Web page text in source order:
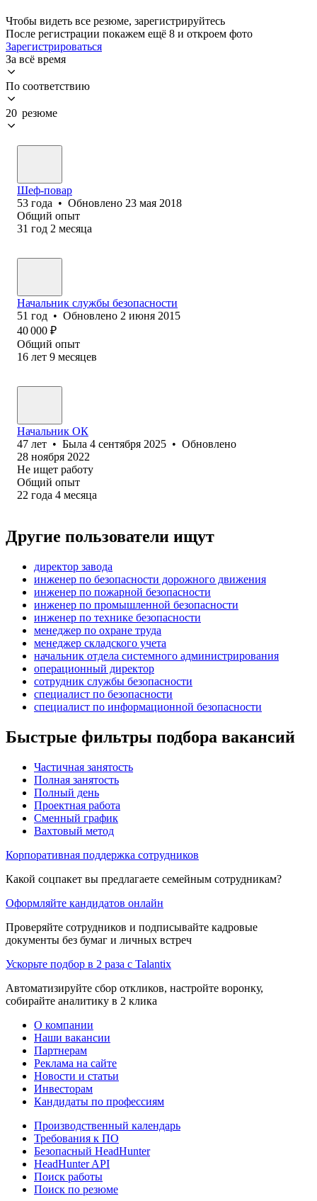
Чтобы видеть все резюме, зарегистрируйтесь
После регистрации покажем ещё 8 и откроем фото
Зарегистрироваться
За всё время
По соответствию
20 резюме
Шеф-повар
53 года • Обновлено 23 мая 2018
Общий опыт
31 год 2 месяца
Начальник службы безопасности
51 год • Обновлено 2 июня 2015
40 000 ₽
Общий опыт
16 лет 9 месяцев
Начальник ОК
47 лет • Была 4 сентября 2025 • Обновлено
28 ноября 2022
Не ищет работу
Общий опыт
22 года 4 месяца
Другие пользователи ищут
директор завода
инженер по безопасности дорожного движения
инженер по пожарной безопасности
инженер по промышленной безопасности
инженер по технике безопасности
менеджер по охране труда
менеджер складского учета
начальник отдела системного администрирования
операционный директор
сотрудник службы безопасности
специалист по безопасности
специалист по информационной безопасности
Быстрые фильтры подбора вакансий
Частичная занятость
Полная занятость
Полный день
Проектная работа
Сменный график
Вахтовый метод
Корпоративная поддержка сотрудников
Какой соцпакет вы предлагаете семейным сотрудникам?
Оформляйте кандидатов онлайн
Проверяйте сотрудников и подписывайте кадровые
документы без бумаг и личных встреч
Ускорьте подбор в 2 раза с Talantix
Автоматизируйте сбор откликов, настройте воронку,
собирайте аналитику в 2 клика
О компании
Наши вакансии
Партнерам
Реклама на сайте
Новости и статьи
Инвесторам
Кандидаты по профессиям
Производственный календарь
Требования к ПО
Безопасный HeadHunter
HeadHunter API
Поиск работы
Поиск по резюме